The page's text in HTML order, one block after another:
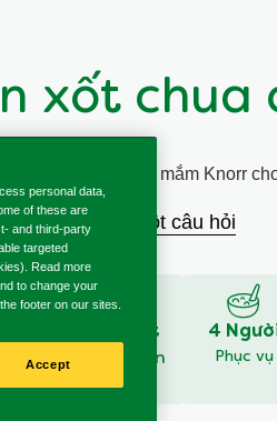
xốt chua
chua cay với Nước mắm Knorr
xét Đặt một câu hỏi
khó
30 Phút
Thời gian
chuẩn bị
4
Phục vụ
personal data,
of these are
and third-party
targeted
Read more
to change your
footer on our sites.
Accept